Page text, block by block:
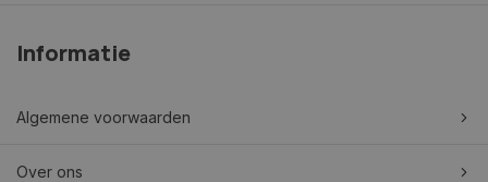
Informatie
Algemene voorwaarden
Over ons